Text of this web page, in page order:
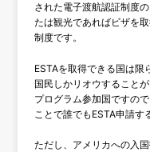
された電子渡航認証制度
たは観光であればビザを
制度です。
ESTAを取得できる国は限
国民しかリオウすること
プログラム参加国ですの
ことで誰でもESTA申請す
ただし、アメリカへの入